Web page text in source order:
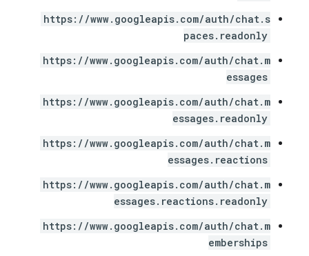
https://www.googleapis.com/auth/chat.s
paces.readonly
https://www.googleapis.com/auth/chat.m
essages
https://www.googleapis.com/auth/chat.m
essages.readonly
https://www.googleapis.com/auth/chat.m
essages.reactions
https://www.googleapis.com/auth/chat.m
essages.reactions.readonly
https://www.googleapis.com/auth/chat.m
emberships